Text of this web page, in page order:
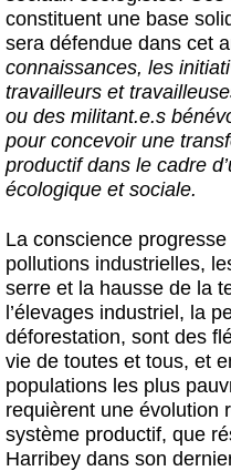
constituent une base
sera défendue dans cet
connaissances, les
travailleurs et
ou des militant.e.s
pour concevoir une
productif dans le cadre
écologique et sociale.
La conscience
pollutions industrielles,
serre et la hausse de la
l’élevages industriel, la
déforestation, sont des
vie de toutes et tous, et
populations les plus
requièrent une évolution
système productif, que
Harribey dans son